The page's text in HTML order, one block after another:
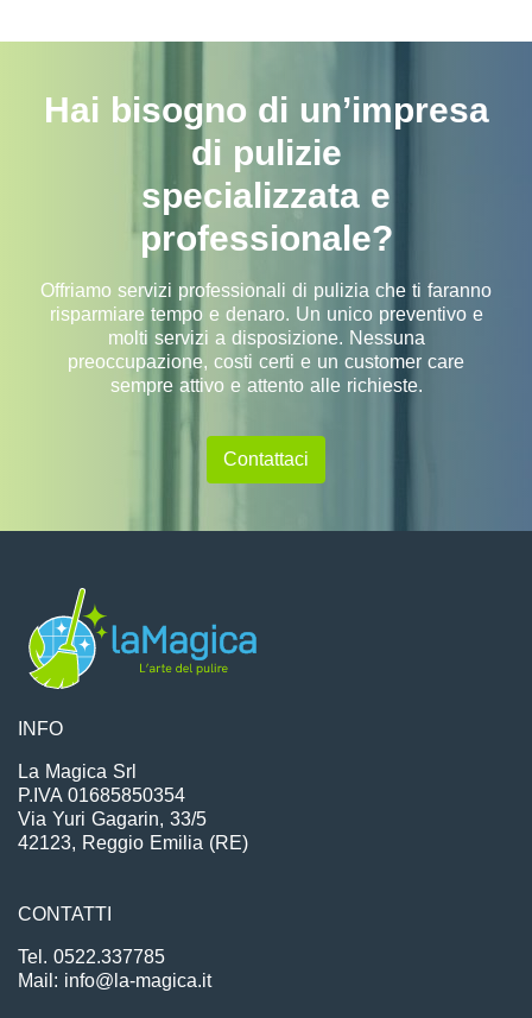
Hai bisogno di un’impresa
di pulizie
specializzata e
professionale?
Offriamo servizi professionali di pulizia che ti faranno
risparmiare tempo e denaro. Un unico preventivo e
molti servizi a disposizione. Nessuna
preoccupazione, costi certi e un customer care
sempre attivo e attento alle richieste.
Contattaci
INFO
La Magica Srl
P.IVA 01685850354
Via Yuri Gagarin, 33/5
42123, Reggio Emilia (RE)
CONTATTI
Tel. 0522.337785
Mail: info@la-magica.it